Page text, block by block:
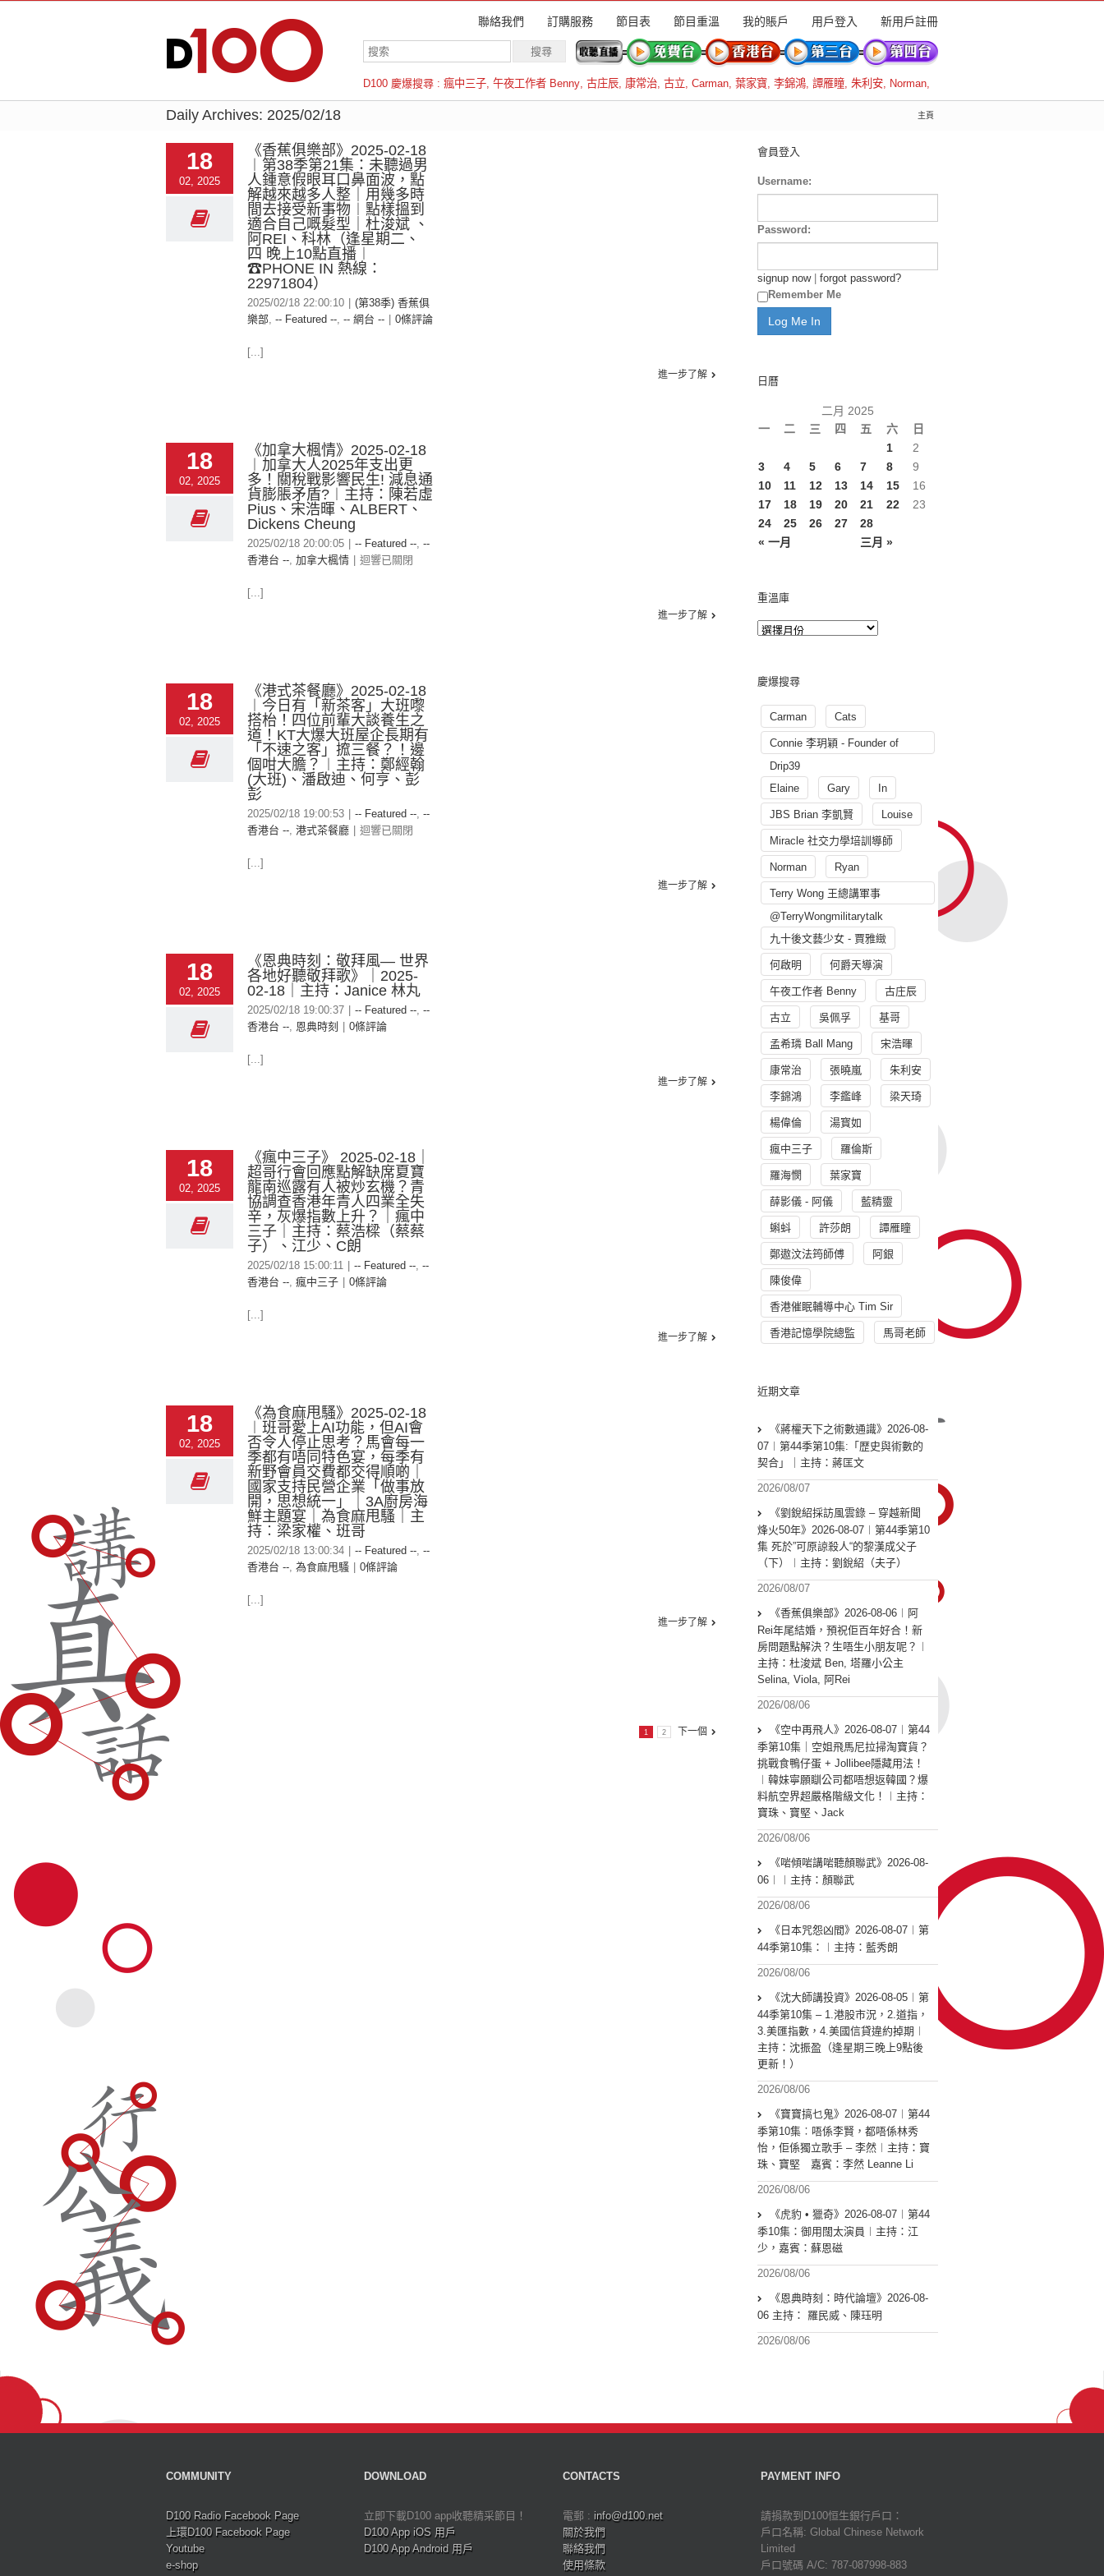
聯絡我們 訂購服務 節目表 節目重溫 我的賬戶 用戶登入 新用戶註冊
D100 慶爆搜尋 : 瘋中三子, 午夜工作者 Benny, 古庄辰, 康常治, 古立, Carman, 葉家寶, 李錦鴻, 譚雁瞳, 朱利安, Norman,
羅倫斯
Daily Archives: 2025/02/18 主頁
18
02, 2025
《香蕉俱樂部》2025-02-18
︱第38季第21集：未聽過男
人鍾意假眼耳口鼻面波，點
解越來越多人整｜用幾多時
間去接受新事物︱點樣搵到
適合自己嘅髮型｜杜浚斌 、
阿REI、科林（逢星期二、
四 晚上10點直播︱
☎PHONE IN 熱線：
22971804）
2025/02/18 22:00:10
(第38季) 香蕉俱
樂部, -- Featured --, -- 網台 -- 0條評論
[...]
進一步了解
18
02, 2025
《加拿大楓情》2025-02-18
︱加拿大人2025年支出更
多！關稅戰影響民生! 減息通
貨膨脹矛盾?︱主持：陳若虛
Pius、宋浩暉、ALBERT、
Dickens Cheung
2025/02/18 20:00:05 -- Featured --, --
香港台 --, 加拿大楓情 迴響已關閉
[...]
進一步了解
18
02, 2025
《港式茶餐廳》2025-02-18
︱今日有「新茶客」大班嚟
搭枱！四位前輩大談養生之
道！KT大爆大班屋企長期有
「不速之客」搲三餐？！邊
個咁大膽？︱主持：鄭經翰
(大班)、潘啟迪、何亨、彭
彭
2025/02/18 19:00:53 -- Featured --, --
香港台 --, 港式茶餐廳 迴響已關閉
[...]
進一步了解
18
02, 2025
《恩典時刻：敬拜風— 世界
各地好聽敬拜歌》｜2025-
02-18｜主持：Janice 林丸
2025/02/18 19:00:37 -- Featured --, --
香港台 --, 恩典時刻 0條評論
[...]
進一步了解
18
02, 2025
《瘋中三子》 2025-02-18｜
超哥行會回應點解缺席夏寶
龍南巡露有人被炒玄機？青
協調查香港年青人四業全失
辛，灰爆指數上升？｜瘋中
三子｜主持：蔡浩樑（蔡蔡
子）、江少、C朗
2025/02/18 15:00:11 -- Featured --, --
香港台 --, 瘋中三子 0條評論
[...]
進一步了解
18
02, 2025
《為食麻甩騷》2025-02-18
︱班哥愛上AI功能，但AI會
否令人停止思考？馬會每一
季都有唔同特色宴，每季有
新野會員交費都交得順啲｜
國家支持民營企業「做事放
開，思想統一」｜3A廚房海
鮮主題宴｜為食麻甩騷｜主
持︰梁家權、班哥
2025/02/18 13:00:34 -- Featured --, --
香港台 --, 為食麻甩騷 0條評論
[...]
進一步了解
1 2 下一個
會員登入
Username:
Password:
signup now| forgot password?
Remember Me
日曆
二月 2025
一
二 三 四 五 六 日
« 一月 三月 »
1
2
3
4 5 6 7 8
9
10
11 12 13 14 15
16
17
18 19 20 21 22
23
24
25 26 27 28
重溫庫
慶爆搜尋
Carman Cats
Connie 李玥穎 - Founder of
Drip39
Elaine
Gary In
JBS Brian 李凱賢 Louise
Miracle 社交力學培訓導師
Norman Ryan
Terry Wong 王總講軍事
@TerryWongmilitarytalk
九十後文藝少女 - 賈雅緻
何啟明 何爵天導演
午夜工作者 Benny 古庄辰
古立 吳佩孚 基哥
孟希璘 Ball Mang 宋浩暉
康常治 張曉嵐 朱利安
李錦鴻 李鑑峰 梁天琦
楊偉倫 湯寳如
瘋中三子 羅倫斯
羅海憫 葉家寶
薛影儀 - 阿儀 藍精靈
蝌蚪 許莎朗 譚雁瞳
鄭遨汶法筠師傅 阿銀
陳俊偉
香港催眠輔導中心 Tim Sir
香港記憶學院總監 馬哥老師
近期文章
《蔣權天下之術數通識》2026-08-
07︱第44季第10集:「歴史與術數的
契合」｜主持：蔣匡文
2026/08/07
《劉銳紹採訪風雲錄 – 穿越新聞
烽火50年》2026-08-07︱第44季第10
集 死於”可原諒殺人“的黎漢成父子
（下）︱主持：劉銳紹（夫子）
2026/08/07
《香蕉俱樂部》2026-08-06︱阿
Rei年尾結婚，預祝佢百年好合！新
房問題點解決？生唔生小朋友呢？︱
主持：杜浚斌 Ben, 塔羅小公主
Selina, Viola, 阿Rei
2026/08/06
《空中再飛人》2026-08-07︱第44
季第10集｜空姐飛馬尼拉掃淘寶貨？
挑戰食鴨仔蛋 + Jollibee隱藏用法！
︱韓妹寧願瞓公司都唔想返韓國？爆
料航空界超嚴格階級文化！︱主持：
寶珠、寶堅、Jack
2026/08/06
《啱傾啱講啱聽顏聯武》2026-08-
06︱︱主持：顏聯武
2026/08/06
《日本咒怨凶間》2026-08-07︱第
44季第10集：︱主持：藍秀朗
2026/08/06
《沈大師講投資》2026-08-05︱第
44季第10集 – 1.港股市況，2.道指，
3.美匯指數，4.美國信貸違約掉期︱
主持：沈振盈（逢星期三晚上9點後
更新！）
2026/08/06
《寶寶搞乜鬼》2026-08-07︱第44
季第10集︰唔係李賢，都唔係林秀
怡，佢係獨立歌手 – 李然︱主持：寶
珠、寶堅 嘉賓：李然 Leanne Li
2026/08/06
《虎豹 • 獵奇》2026-08-07︱第44
季10集：御用闊太演員︱主持：江
少，嘉賓：蘇恩磁
2026/08/06
《恩典時刻：時代論壇》2026-08-
06 主持： 羅民威、陳珏明
2026/08/06
COMMUNITY
D100 Radio Facebook Page
上環D100 Facebook Page
Youtube
e-shop
DOWNLOAD
立即下載D100 app收聽精采節目！
D100 App iOS 用戶
D100 App Android 用戶
CONTACTS
電郵 : info@d100.net
關於我們
聯絡我們
使用條款
PAYMENT INFO
請捐款到D100恒生銀行戶口：
戶口名稱: Global Chinese Network
Limited
戶口號碼 A/C: 787-087998-883